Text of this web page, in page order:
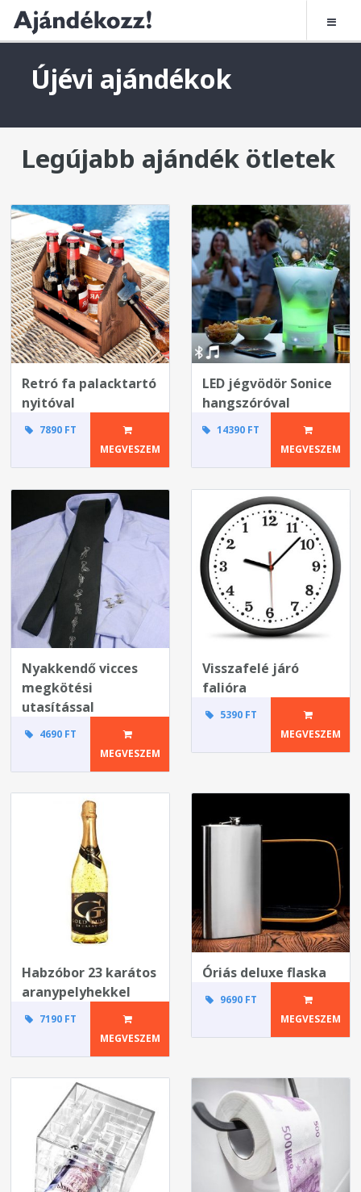
Újévi ajándékok
Legújabb ajándék ötletek
Retró fa palacktartó
nyitóval
7890 FT
MEGVESZEM
LED jégvödör Sonice
hangszóróval
14390 FT
MEGVESZEM
Nyakkendő vicces
megkötési
utasítással
4690 FT
MEGVESZEM
Visszafelé járó
falióra
5390 FT
MEGVESZEM
Habzóbor 23 karátos
aranypelyhekkel
7190 FT
MEGVESZEM
Óriás deluxe flaska
9690 FT
MEGVESZEM